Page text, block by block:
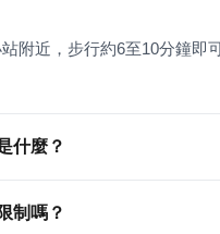
附近，步行約6至10分鐘即
什麼？
制嗎？